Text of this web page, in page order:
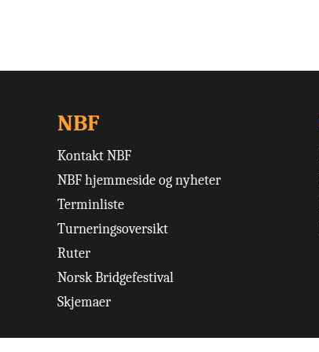
NBF
Kontakt NBF
NBF hjemmeside og nyheter
Terminliste
Turneringsoversikt
Ruter
Norsk Bridgefestival
Skjemaer